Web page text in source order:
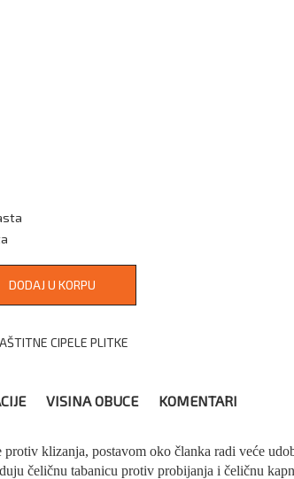
CIPELE PLITKE
VISINA OBUCE KOMENTARI
klizanja, postavom oko članka radi veće
čeličnu tabanicu protiv probijanja i čeličnu